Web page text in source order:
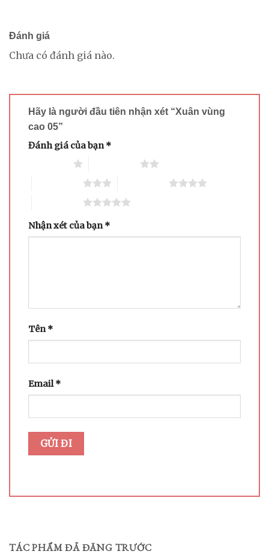
Đánh giá
Chưa có đánh giá nào.
Hãy là người đầu tiên nhận xét “Xuân vùng
cao 05”
Đánh giá của bạn*
Nhận xét của bạn*
Tên*
Email*
TÁC PHẨM ĐÃ ĐĂNG TRƯỚC